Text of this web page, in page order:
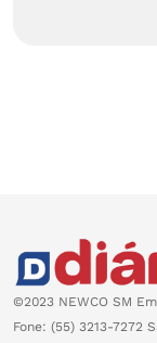
©2023 NEWCO SM
Fone: (55) 3213-7272